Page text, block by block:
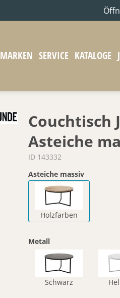
MARKEN SERVICE KATALOGE
Couchtisch
Asteiche
ID 143332
Asteiche massiv
Holzfarben
Metall
Schwarz